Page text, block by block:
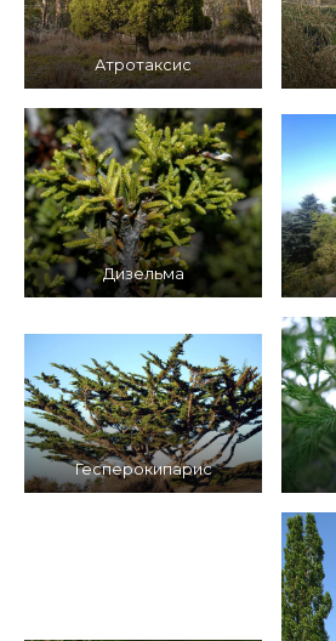
Атротаксис
Дизельма
Гесперокипарис